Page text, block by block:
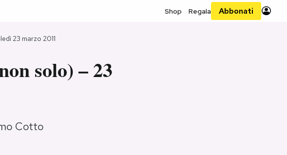
Shop Regala Abbonati
23 marzo 2011
solo) – 23
Cotto